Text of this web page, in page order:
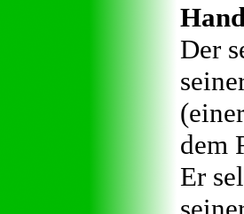
Der
dem
Er